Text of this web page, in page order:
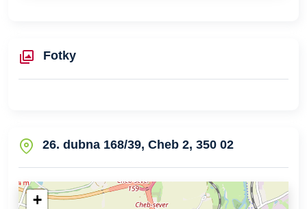
Fotky
26. dubna 168/39, Cheb 2, 350 02
+